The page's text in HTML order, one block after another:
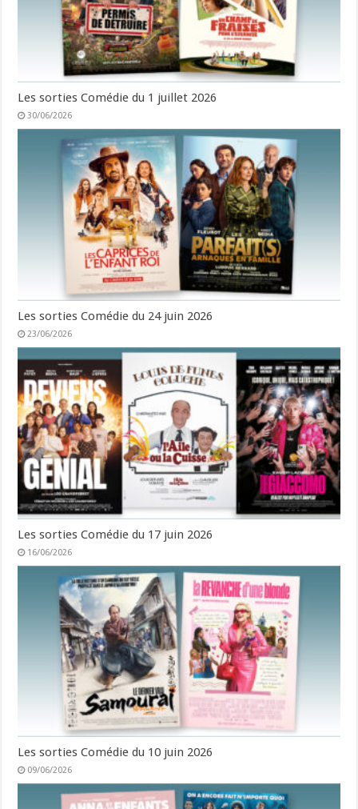
Les sorties Comédie du 1 juillet 2026
30/06/2026
Les sorties Comédie du 24 juin 2026
23/06/2026
Les sorties Comédie du 17 juin 2026
16/06/2026
Les sorties Comédie du 10 juin 2026
09/06/2026